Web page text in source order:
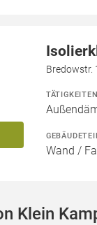
Bredowstr.
TÄTIGKEITEN
Wand /
Klein